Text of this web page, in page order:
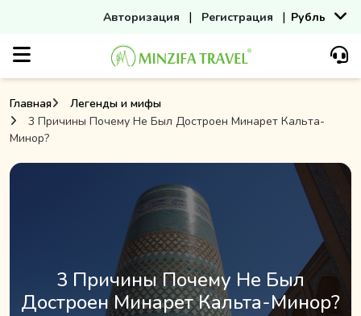
Авторизация | Регистрация | Рубль
Главная
Легенды и мифы
3 Причины Почему Не Был Достроен Минарет Кальта-
Минор?
3 Причины Почему Не Был
Достроен Минарет Кальта-Минор?